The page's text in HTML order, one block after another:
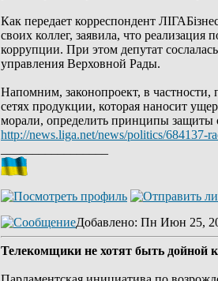
Как передает корреспондент
своих коллег, заявила, что
коррупции. При этом депутат
управления Верховной Рады.
Напомним, законопроект, в частности,
сетях продукции, которая наносит
морали, определить принципы защиты
http://news.liga.net/news/politics/684137-
Добавлено: Пн Июн 25,
Телекомщики не хотят быть дойной